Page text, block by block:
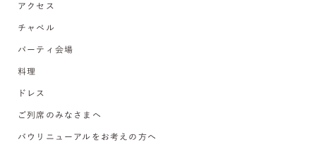
アクセス
チャペル
パーティ会場
料理
ドレス
ご列席のみなさまへ
バウリニューアルをお考えの方へ